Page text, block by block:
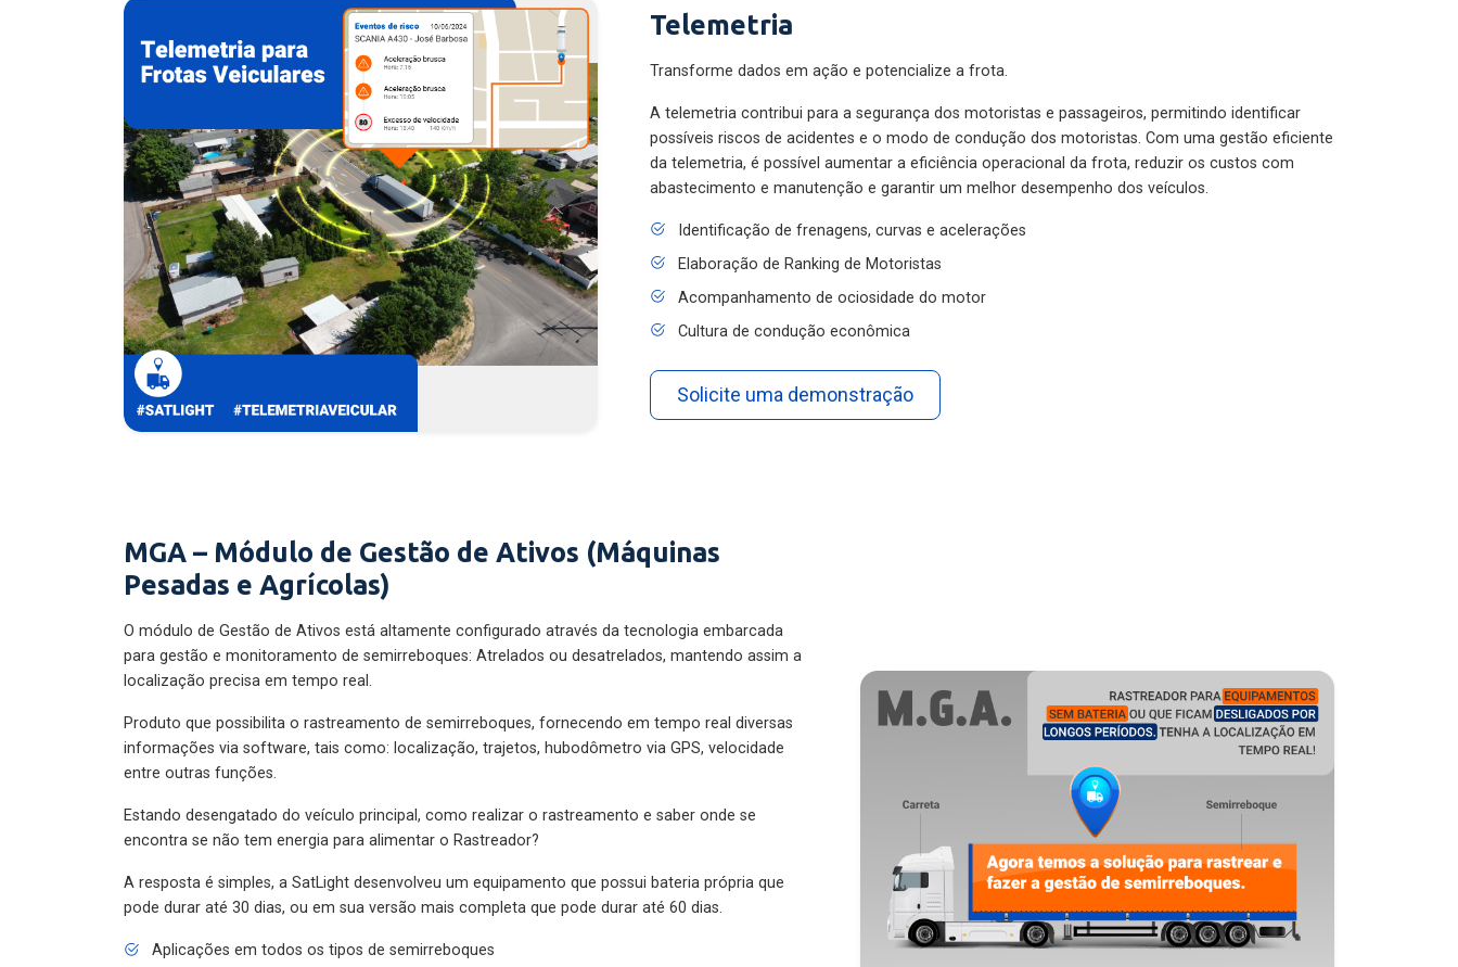
Telemetria
Transforme dados em ação e potencialize a frota.
A telemetria contribui para a segurança dos motoristas e passageiros, permitindo identificar
possíveis riscos de acidentes e o modo de condução dos motoristas. Com uma gestão eficiente
da telemetria, é possível aumentar a eficiência operacional da frota, reduzir os custos com
abastecimento e manutenção e garantir um melhor desempenho dos veículos.
Identificação de frenagens, curvas e acelerações
Elaboração de Ranking de Motoristas
Acompanhamento de ociosidade do motor
Cultura de condução econômica
Solicite uma demonstração
MGA – Módulo de Gestão de Ativos (Máquinas
Pesadas e Agrícolas)
O módulo de Gestão de Ativos está altamente configurado através da tecnologia embarcada
para gestão e monitoramento de semirreboques: Atrelados ou desatrelados, mantendo assim a
localização precisa em tempo real.
Produto que possibilita o rastreamento de semirreboques, fornecendo em tempo real diversas
informações via software, tais como: localização, trajetos, hubodômetro via GPS, velocidade
entre outras funções.
Estando desengatado do veículo principal, como realizar o rastreamento e saber onde se
encontra se não tem energia para alimentar o Rastreador?
A resposta é simples, a SatLight desenvolveu um equipamento que possui bateria própria que
pode durar até 30 dias, ou em sua versão mais completa que pode durar até 60 dias.
Aplicações em todos os tipos de semirreboques